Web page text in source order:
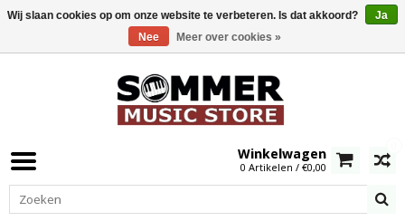
Winkelwagen
0 Artikelen / €0,00
Wij slaan cookies op om onze website te verbeteren. Is dat akkoord?
Ja
Nee
Meer over cookies »